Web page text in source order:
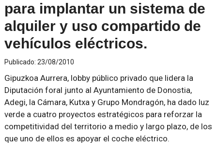
para implantar un sistema de
alquiler y uso compartido de
vehículos eléctricos.
Publicado: 23/08/2010
Gipuzkoa Aurrera, lobby público privado que lidera la
Diputación foral junto al Ayuntamiento de Donostia,
Adegi, la Cámara, Kutxa y Grupo Mondragón, ha dado luz
verde a cuatro proyectos estratégicos para reforzar la
competitividad del territorio a medio y largo plazo, de los
que uno de ellos es apoyar el coche eléctrico.